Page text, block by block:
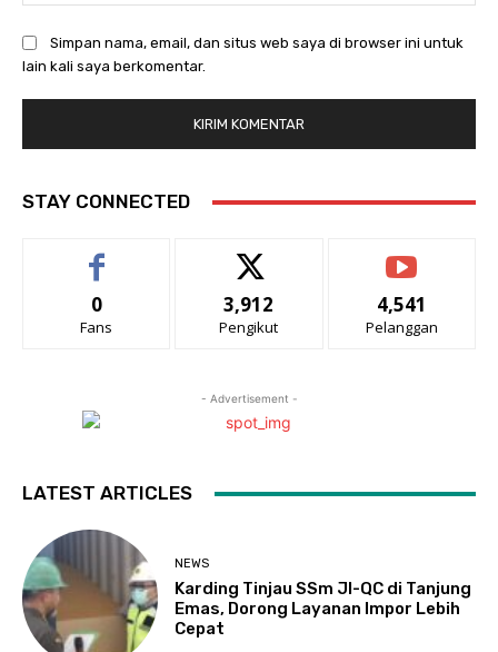
Simpan nama, email, dan situs web saya di browser ini untuk
lain kali saya berkomentar.
STAY CONNECTED
0
Fans
3,912
Pengikut
4,541
Pelanggan
- Advertisement -
LATEST ARTICLES
NEWS
Karding Tinjau SSm JI-QC di Tanjung
Emas, Dorong Layanan Impor Lebih
Cepat